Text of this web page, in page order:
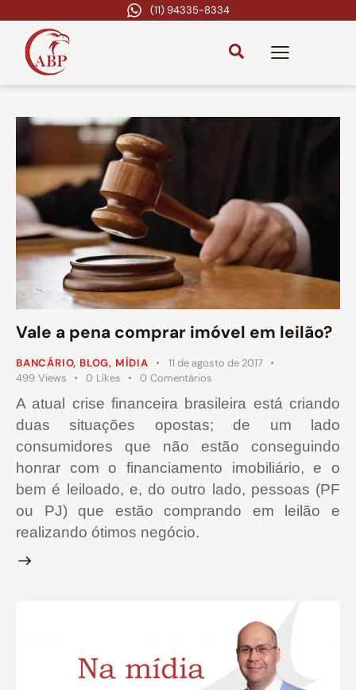
(11) 94335-8334
Vale a pena comprar imóvel em leilão?
BANCÁRIO, BLOG, MÍDIA
11 de agosto de 2017
499 Views 0 Likes 0 Comentários
A atual crise financeira brasileira está criando
duas situações opostas; de um lado
consumidores que não estão conseguindo
honrar com o financiamento imobiliário, e o
bem é leiloado, e, do outro lado, pessoas (PF
ou PJ) que estão comprando em leilão e
realizando ótimos negócio.